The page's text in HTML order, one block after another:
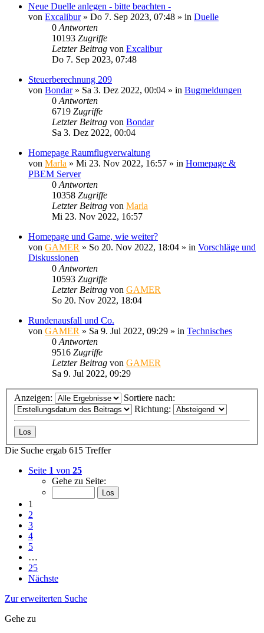
Neue Duelle anlegen - bitte beachten -
von Excalibur» Do 7. Sep 2023, 07:48 » in Duelle
0 Antworten
10193 Zugriffe
Letzter Beitrag von Excalibur
Do 7. Sep 2023, 07:48
Steuerberechnung 209
von Bondar» Sa 3. Dez 2022, 00:04 » in Bugmeldungen
0 Antworten
6719 Zugriffe
Letzter Beitrag von Bondar
Sa 3. Dez 2022, 00:04
Homepage Raumflugverwaltung
von Marla » Mi 23. Nov 2022, 16:57 » in Homepage &
PBEM Server
0 Antworten
10358 Zugriffe
Letzter Beitrag von Marla
Mi 23. Nov 2022, 16:57
Homepage und Game, wie weiter?
von GAMER » So 20. Nov 2022, 18:04 » in Vorschläge und
Diskussionen
0 Antworten
10593 Zugriffe
Letzter Beitrag von GAMER
So 20. Nov 2022, 18:04
Rundenausfall und Co.
von GAMER » Sa 9. Jul 2022, 09:29 » in Technisches
0 Antworten
9516 Zugriffe
Letzter Beitrag von GAMER
Sa 9. Jul 2022, 09:29
Anzeigen:
Sortiere nach:
Richtung:
Die Suche ergab 615 Treffer
Seite 1 von 25
Gehe zu Seite:
1
2
3
4
5
…
25
Nächste
Zur erweiterten Suche
Gehe zu